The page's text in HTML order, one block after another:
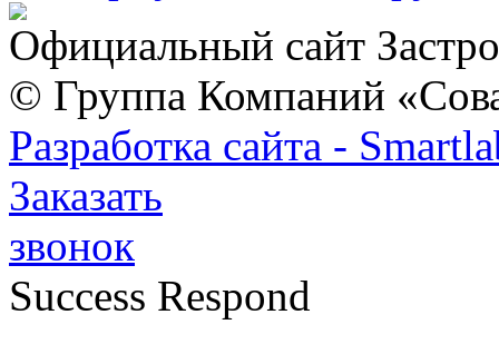
Официальный сайт
© Группа Компаний
Разработка сайта -
Заказать
звонок
Success Respond